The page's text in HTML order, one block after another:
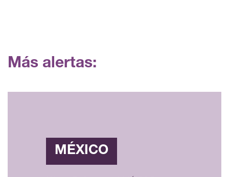
Más alertas:
MÉXICO